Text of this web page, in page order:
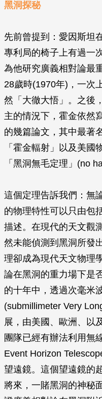
黑洞探秘
先前曾提到：愛因斯坦
專利局的椅子上有過一
為他研究廣義相對論最
28歲時(1970年)，一次
然「大徹大悟」。之後
主的情況下，霍金依然
的幾篇論文，其中最著
「霍金輻射」以及美國
「黑洞無毛定理」(no
這個定理告訴我們：無
的物理特性可以只由包
描述。在現代的天文觀
然未能偵測到黑洞所發
理卻成為現代天文物理
論在黑洞的重力場下是
的十年中，透過次毫米
(submillimeter Very
展，由美國、歐洲、以
團隊已經有辦法利用無
Event Horizon
望遠鏡。這個望遠鏡的
將來，一賭黑洞的神秘